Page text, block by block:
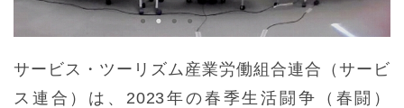
サービス・ツーリズム産業労働組合連合（サービ
ス連合）は、2023年の春季生活闘争（春闘）